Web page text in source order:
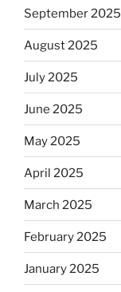
September 2025
August 2025
July 2025
June 2025
May 2025
April 2025
March 2025
February 2025
January 2025